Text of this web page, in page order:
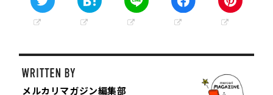
メルカリマガジン編集部